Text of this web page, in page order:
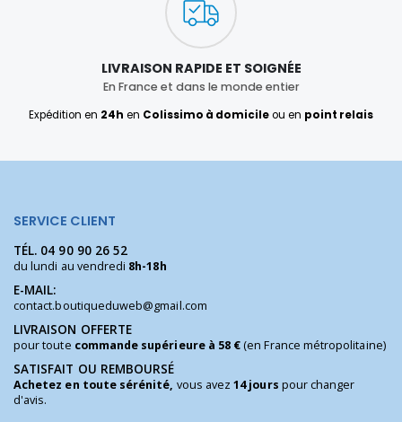
LIVRAISON RAPIDE ET SOIGNÉE
En France et dans le monde entier
Expédition en 24h en Colissimo à domicileou en point relais
SERVICE CLIENT
TÉL. 04 90 90 26 52
du lundi au vendredi 8h-18h
E-MAIL:
contact.boutiqueduweb@gmail.com
LIVRAISON OFFERTE
pour toute commande supérieure à 58 €(en France métropolitaine)
SATISFAIT OU REMBOURSÉ
Achetez en toute sérénité, vous avez14 jours pour changer
d'avis.